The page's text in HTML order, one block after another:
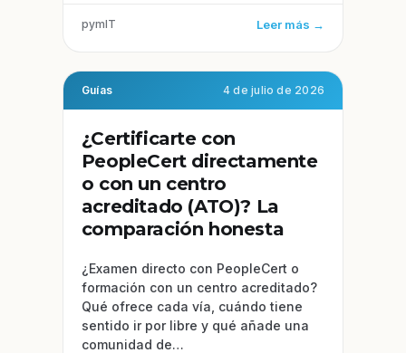
pymIT Leer más →
Guías 4 de julio de 2026
¿Certificarte con
PeopleCert directamente
o con un centro
acreditado (ATO)? La
comparación honesta
¿Examen directo con PeopleCert o
formación con un centro acreditado?
Qué ofrece cada vía, cuándo tiene
sentido ir por libre y qué añade una
comunidad de…